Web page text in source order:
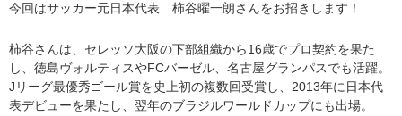
今回はサッカー元日本代表 柿谷曜一朗さんをお招きします！
柿谷さんは、セレッソ大阪の下部組織から16歳でプロ契約を果た
し、徳島ヴォルティスやFCバーゼル、名古屋グランパスでも活躍。
Jリーグ最優秀ゴール賞を史上初の複数回受賞し、2013年に日本代
表デビューを果たし、翌年のブラジルワールドカップにも出場。